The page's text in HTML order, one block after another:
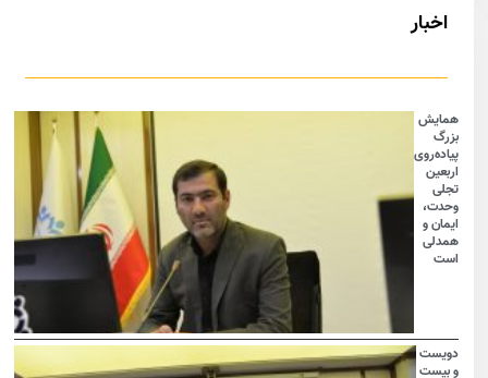
اخبار
همایش
بزرگ
پیاده‌روی
اربعین
تجلی
وحدت،
ایمان و
همدلی
است
دویست
و بیست